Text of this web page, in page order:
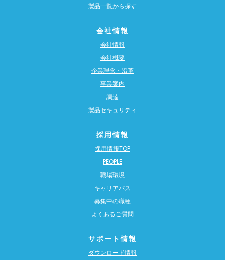
製品一覧から探す
会社情報
会社情報
会社概要
企業理念・沿革
事業案内
調達
製品セキュリティ
採用情報
採用情報TOP
PEOPLE
職場環境
キャリアパス
募集中の職種
よくあるご質問
サポート情報
ダウンロード情報